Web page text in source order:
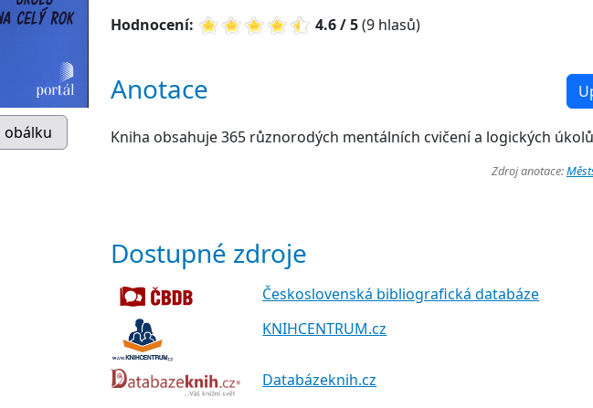
Hodnocení:
4.6 / 5(9 hlasů)
Anotace
Kniha obsahuje 365 různorodých mentálních cvičení a logických
Zdroj anotace:
Dostupné zdroje
Československá bibliografická databáze
KNIHCENTRUM.cz
Databázeknih.cz